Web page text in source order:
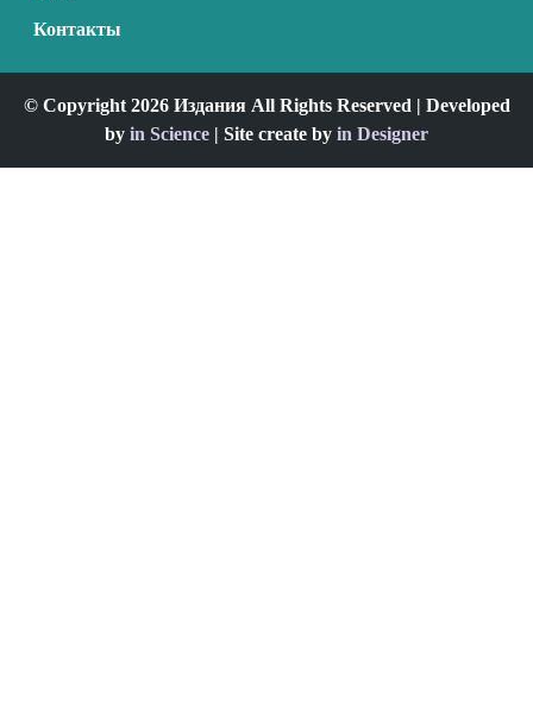
Контакты
© Copyright 2026 Издания All Rights Reserved | Developed
by in Science | Site create by in Designer